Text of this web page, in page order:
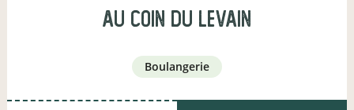
Au Coin du Levain
boulangerie